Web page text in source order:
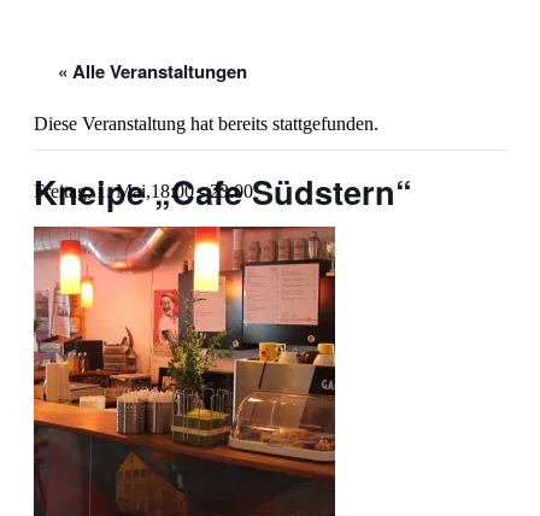
« Alle Veranstaltungen
Diese Veranstaltung hat bereits stattgefunden.
Kneipe „Cafe Südstern“
Freitag, 1. Mai,18:00-23:00